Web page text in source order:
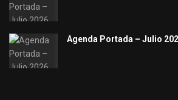
Agenda Portada – Julio